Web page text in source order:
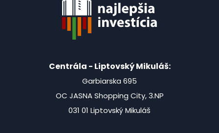
Centrála - Liptovský Mikuláš:
Garbiarska 695
OC JASNA Shopping City, 3.NP
031 01 Liptovský Mikuláš